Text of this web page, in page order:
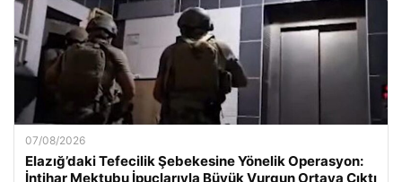
07/08/2026
Elazığ’daki Tefecilik Şebekesine Yönelik Operasyon:
İntihar Mektubu İpuçlarıyla Büyük Vurgun Ortaya Çıktı